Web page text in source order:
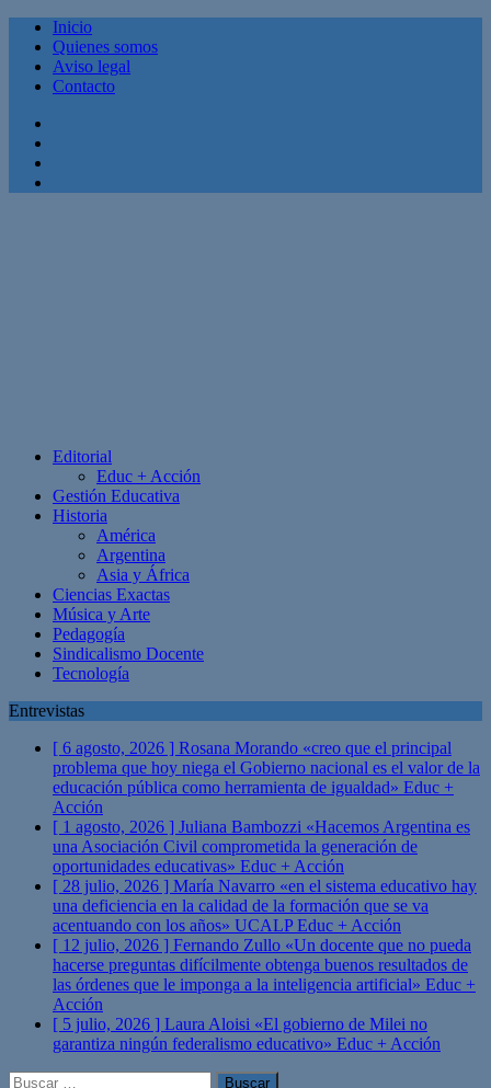
Inicio
Quienes somos
Aviso legal
Contacto
Editorial
Educ + Acción
Gestión Educativa
Historia
América
Argentina
Asia y África
Ciencias Exactas
Música y Arte
Pedagogía
Sindicalismo Docente
Tecnología
Entrevistas
[ 6 agosto, 2026 ] Rosana Morando «creo que el principal
problema que hoy niega el Gobierno nacional es el valor de la
educación pública como herramienta de igualdad» Educ +
Acción
[ 1 agosto, 2026 ] Juliana Bambozzi «Hacemos Argentina es
una Asociación Civil comprometida la generación de
oportunidades educativas» Educ + Acción
[ 28 julio, 2026 ] María Navarro «en el sistema educativo hay
una deficiencia en la calidad de la formación que se va
acentuando con los años» UCALPEduc + Acción
[ 12 julio, 2026 ] Fernando Zullo «Un docente que no pueda
hacerse preguntas difícilmente obtenga buenos resultados de
las órdenes que le imponga a la inteligencia artificial» Educ +
Acción
[ 5 julio, 2026 ] Laura Aloisi «El gobierno de Milei no
garantiza ningún federalismo educativo» Educ + Acción
Buscar: